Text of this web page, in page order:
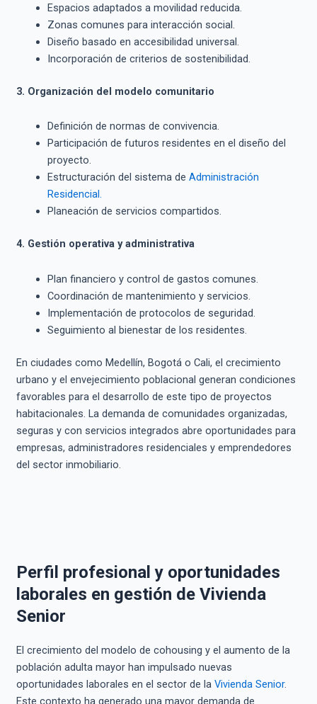
Espacios adaptados a movilidad reducida.
Zonas comunes para interacción social.
Diseño basado en accesibilidad universal.
Incorporación de criterios de sostenibilidad.
3. Organización del modelo comunitario
Definición de normas de convivencia.
Participación de futuros residentes en el diseño del
proyecto.
Estructuración del sistema de Administración
Residencial.
Planeación de servicios compartidos.
4. Gestión operativa y administrativa
Plan financiero y control de gastos comunes.
Coordinación de mantenimiento y servicios.
Implementación de protocolos de seguridad.
Seguimiento al bienestar de los residentes.
En ciudades como Medellín, Bogotá o Cali, el crecimiento
urbano y el envejecimiento poblacional generan condiciones
favorables para el desarrollo de este tipo de proyectos
habitacionales. La demanda de comunidades organizadas,
seguras y con servicios integrados abre oportunidades para
empresas, administradores residenciales y emprendedores
del sector inmobiliario.
Perfil profesional y oportunidades
laborales en gestión de Vivienda
Senior
El crecimiento del modelo de cohousing y el aumento de la
población adulta mayor han impulsado nuevas
oportunidades laborales en el sector de la Vivienda Senior.
Este contexto ha generado una mayor demanda de